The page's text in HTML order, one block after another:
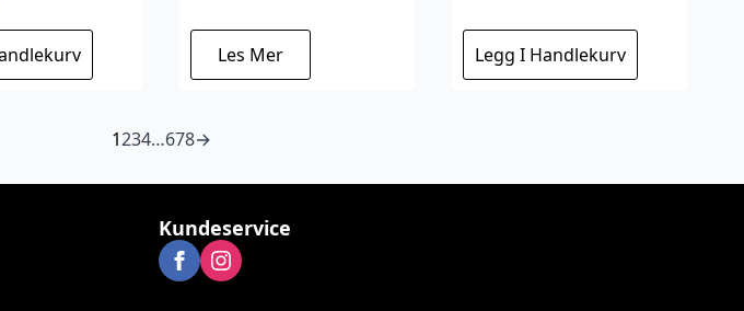
Les Mer Legg I Handlekurv
1234…678→
Kundeservice